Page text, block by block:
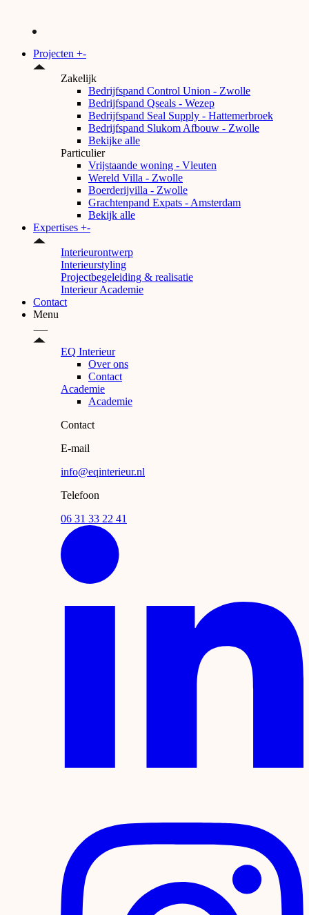
Projecten +-
Zakelijk
Bedrijfspand Control Union - Zwolle
Bedrijfspand Qseals - Wezep
Bedrijfspand Seal Supply - Hattemerbroek
Bedrijfspand Slukom Afbouw - Zwolle
Bekijke alle
Particulier
Vrijstaande woning - Vleuten
Wereld Villa - Zwolle
Boerderijvilla - Zwolle
Grachtenpand Expats - Amsterdam
Bekijk alle
Expertises +-
Interieurontwerp
Interieurstyling
Projectbegeleiding & realisatie
Interieur Academie
Contact
Menu
EQ Interieur
Over ons
Contact
Academie
Academie
Contact
E-mail
info@eqinterieur.nl
Telefoon
06 31 33 22 41